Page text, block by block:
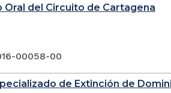
del Circuito de Cartagena
00058-00
de Extinción de